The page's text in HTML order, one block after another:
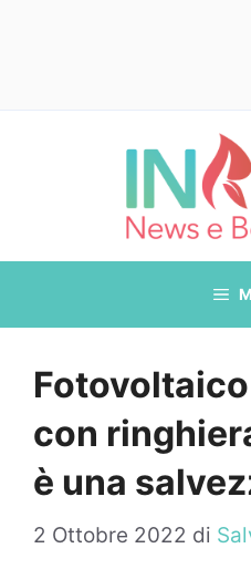
con
è una
2 Ottobre 2022 di